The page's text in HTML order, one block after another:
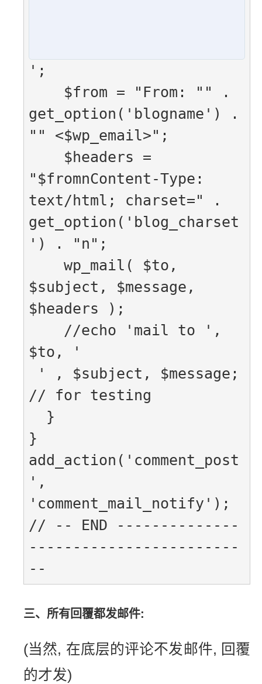
';
get_option('blogname') .
"" <$wp_email>";
"$fromnContent-Type:
text/html; charset=" .
get_option('blog_charset
') . "n";
$subject, $message,
$headers );
$to, '
// for testing
}
add_action('comment_post
',
'comment_mail_notify');
// -- END --------------
------------------------
三、所有回覆都发邮件:
(当然, 在底层的评论不发邮件, 回覆
的才发)